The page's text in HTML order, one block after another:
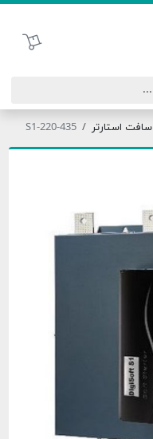
سبد خرید
سافت استارتر S1-220-435